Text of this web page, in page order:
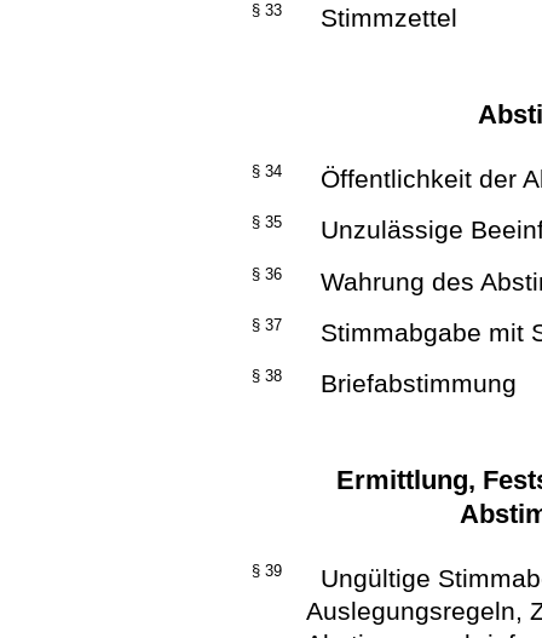
§ 33 Stimmzettel
§ 34 Öffentlichkeit der
§ 35 Unzulässige
§ 36 Wahrung des
§ 37 Stimmabgabe mit
§ 38 Briefabstimmung
Ermittlung,
§ 39
Ungültige
Auslegungsregeln,